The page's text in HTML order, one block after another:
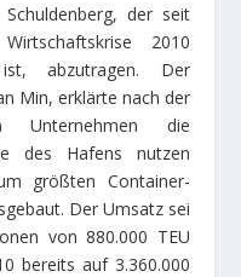
der seit
2010
ist, abzutragen. Der
Min, erklärte nach der
Unternehmen die
des Hafens nutzen
größten Container-
Der Umsatz sei
von 880.000 TEU
bereits auf 3.360.000